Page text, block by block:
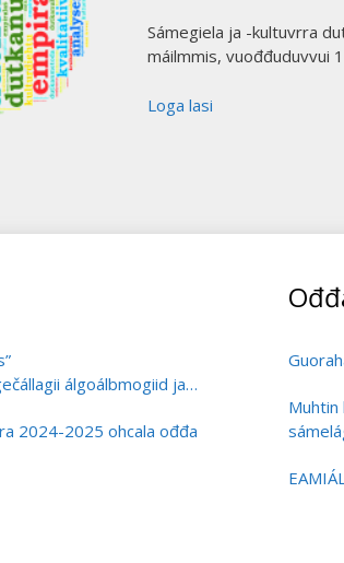
Sámegiela ja -kultuvrra
máilmmis, vuođđuduvvui
Loga lasi
álgoálbmogiid ja
2024-2025 ohcala ođđa
Muhtin